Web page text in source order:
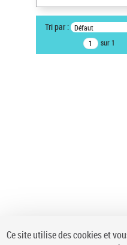
Type de notice d'autorité
Œuvre
Auteur d’œuvre
Pays
Tri par : Défaut
sur 1
Ce site utilise des cookies et